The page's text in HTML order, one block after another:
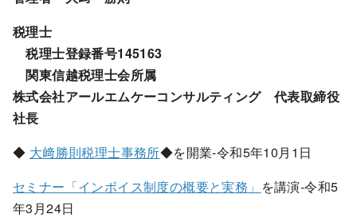
税理士
税理士登録番号145163
関東信越税理士会所属
株式会社アールエムケーコンサルティング 代表取締役
社長
◆ 大﨑勝則税理士事務所◆を開業-令和5年10月1日
セミナー「インボイス制度の概要と実務」 を講演-令和5
年3月24日